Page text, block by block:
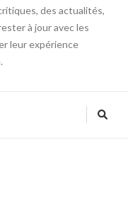
des actualités,
à jour avec les
leur expérience